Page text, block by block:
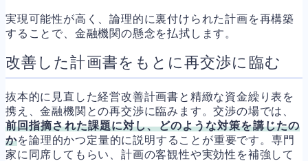
実現可能性が高く、論理的に裏付けられた計画を再構築
することで、金融機関の懸念を払拭します。
改善した計画書をもとに再交渉に臨む
抜本的に見直した経営改善計画書と精緻な資金繰り表を
携え、金融機関との再交渉に臨みます。交渉の場では、
前回指摘された課題に対し、どのような対策を講じたの
かを論理的かつ定量的に説明することが重要です。専門
家に同席してもらい、計画の客観性や実効性を補強して